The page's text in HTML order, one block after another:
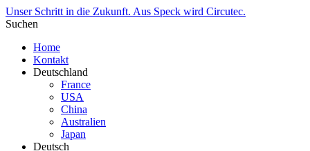
Unser Schritt in die Zukunft. Aus Speck wird Circutec.
Suchen
Home
Kontakt
Deutschland
France
USA
China
Australien
Japan
Deutsch